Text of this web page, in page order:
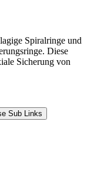
Spiralringe und
Diese
Sicherung von
Sub Links